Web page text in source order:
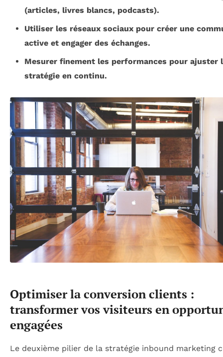
(articles, livres blancs, podcasts).
Utiliser les réseaux sociaux pour créer une
active et engager des échanges.
Mesurer finement les performances pour ajuster
stratégie en continu.
Optimiser la conversion clients :
transformer vos visiteurs en
engagées
Le deuxième pilier de la stratégie inbound marketing